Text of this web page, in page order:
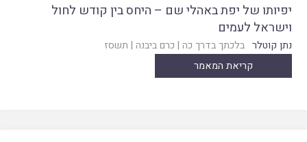
יפיותו של יפת באהלי שם – היחס בין קודש לחול
וישראל לעמים
נתן קוטלר בלכתך בדרך כה | כרם ביבנה | תשסז
קריאת המאמר